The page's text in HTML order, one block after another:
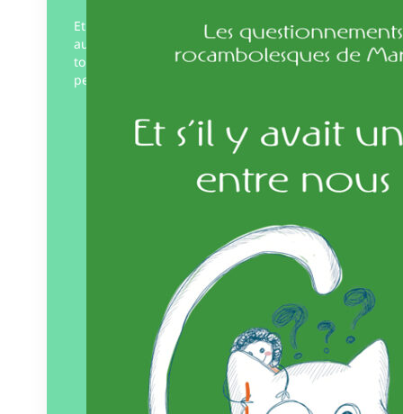
Et s’il y avait un lien entre nous ? N’y
aurait-il pas des liens invisibles entre
tous ? Suivez les réflexions de Marcel, un
petit chat plein de…
Éditeur :
Pourpenser
20/10/2025